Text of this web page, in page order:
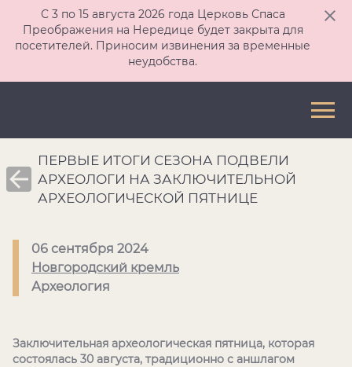
С 3 по 15 августа 2026 года Церковь Спаса
Преображения на Нередице будет закрыта для
посетителей. Приносим извинения за временные
неудобства.
ПЕРВЫЕ ИТОГИ СЕЗОНА ПОДВЕЛИ
АРХЕОЛОГИ НА ЗАКЛЮЧИТЕЛЬНОЙ
АРХЕОЛОГИЧЕСКОЙ ПЯТНИЦЕ
06 сентября 2024
Новгородский кремль
Археология
Заключительная археологическая пятница, которая
состоялась 30 августа, традиционно с аншлагом